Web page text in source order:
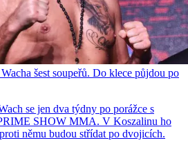
šest soupeřů. Do klece půjdou po
se jen dva týdny po porážce s
SHOW MMA. V Koszalinu ho
němu budou střídat po dvojicích.